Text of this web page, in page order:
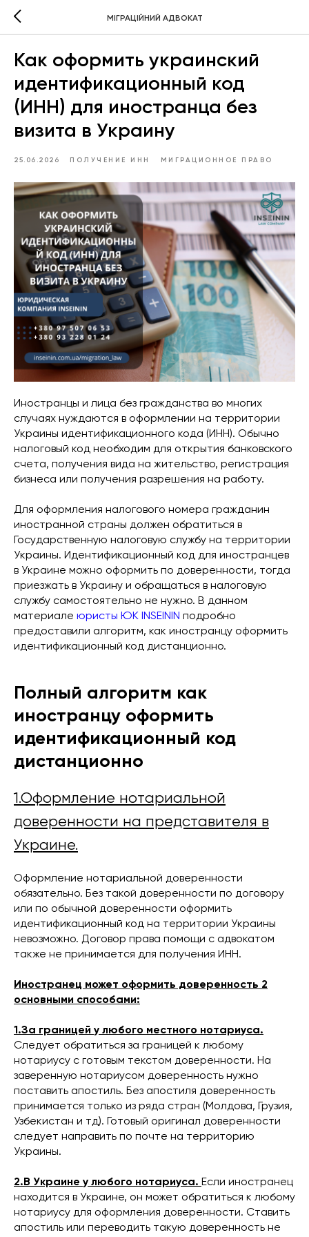
МІГРАЦІЙНИЙ АДВОКАТ
Как оформить украинский
идентификационный код
(ИНН) для иностранца без
визита в Украину
25.06.2026 ПОЛУЧЕНИЕ ИНН МИГРАЦИОННОЕ ПРАВО
Иностранцы и лица без гражданства во многих
случаях нуждаются в оформлении на территории
Украины идентификационного кода (ИНН). Обычно
налоговый код необходим для открытия банковского
счета, получения вида на жительство, регистрация
бизнеса или получения разрешения на работу.
Для оформления налогового номера гражданин
иностранной страны должен обратиться в
Государственную налоговую службу на территории
Украины. Идентификационный код для иностранцев
в Украине можно оформить по доверенности, тогда
приезжать в Украину и обращаться в налоговую
службу самостоятельно не нужно. В данном
материале юристы ЮК INSEININ подробно
предоставили алгоритм, как иностранцу оформить
идентификационный код дистанционно.
Полный алгоритм как
иностранцу оформить
идентификационный код
дистанционно
1.Оформление нотариальной
доверенности на представителя в
Украине.
Оформление нотариальной доверенности
обязательно. Без такой доверенности по договору
или по обычной доверенности оформить
идентификационный код на территории Украины
невозможно. Договор права помощи с адвокатом
также не принимается для получения ИНН.
Иностранец может оформить доверенность 2
основными способами:
1.За границей у любого местного нотариуса.
Следует обратиться за границей к любому
нотариусу с готовым текстом доверенности. На
заверенную нотариусом доверенность нужно
поставить апостиль. Без апостиля доверенность
принимается только из ряда стран (Молдова, Грузия,
Узбекистан и тд). Готовый оригинал доверенности
следует направить по почте на территорию
Украины.
2.В Украине у любого нотариуса. Если иностранец
находится в Украине, он может обратиться к любому
нотариусу для оформления доверенности. Ставить
апостиль или переводить такую ​​доверенность не